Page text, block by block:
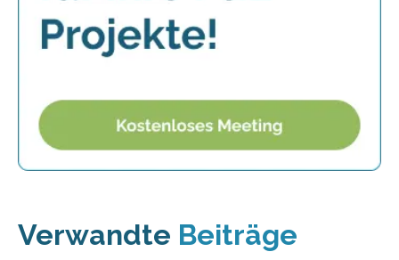
Verwandte Beiträge